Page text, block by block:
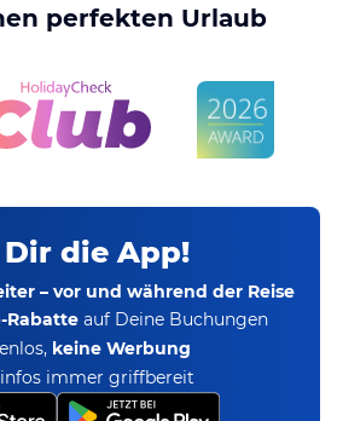
perfekten Urlaub
Dir die App!
– vor und während der Reise
Rabatte auf Deine Buchungen
keine Werbung
immer griffbereit